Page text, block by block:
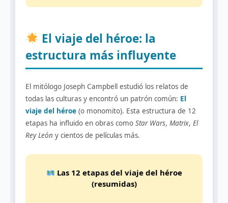
El viaje del héroe: la
estructura más influyente
El mitólogo Joseph Campbell estudió los relatos de
todas las culturas y encontró un patrón común: El
viaje del héroe (o monomito). Esta estructura de 12
etapas ha influido en obras como Star Wars, Matrix, El
Rey León y cientos de películas más.
Las 12 etapas del viaje del héroe
(resumidas)